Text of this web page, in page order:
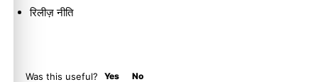
रिलीज़ नीति
Was this useful? Yes No